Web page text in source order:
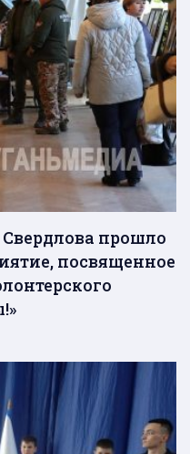
прошло
посвященное